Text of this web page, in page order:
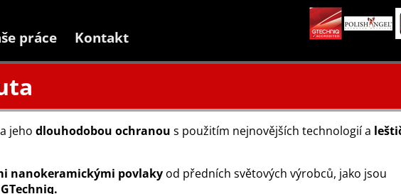
práce Kontakt
a jeho dlouhodobou ochranou s použitím nejnovějších technologií a
nanokeramickými povlaky od předních světových výrobců, jako jsou